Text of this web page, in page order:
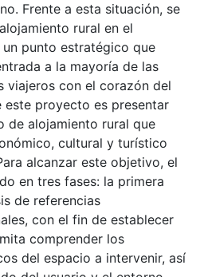
Frente a esta situación, se
rural en el
punto estratégico que
a la mayoría de las
viajeros con el corazón del
proyecto es presentar
de alojamiento rural que
cultural y turístico
alcanzar este objetivo, el
en tres fases: la primera
de referencias
con el fin de establecer
comprender los
del espacio a intervenir, así